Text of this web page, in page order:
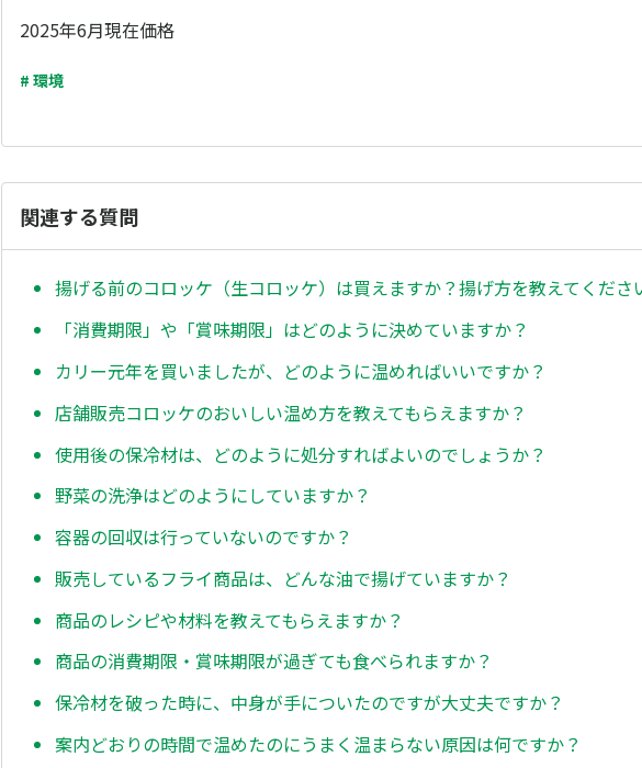
2025年6月現在価格
# 環境
関連する質問
揚げる前のコロッケ（生コロッケ）は買えますか？揚げ方を教えてくださ
「消費期限」や「賞味期限」はどのように決めていますか？
カリー元年を買いましたが、どのように温めればいいですか？
店舗販売コロッケのおいしい温め方を教えてもらえますか？
使用後の保冷材は、どのように処分すればよいのでしょうか？
野菜の洗浄はどのようにしていますか？
容器の回収は行っていないのですか？
販売しているフライ商品は、どんな油で揚げていますか？
商品のレシピや材料を教えてもらえますか？
商品の消費期限・賞味期限が過ぎても食べられますか？
保冷材を破った時に、中身が手についたのですが大丈夫ですか？
案内どおりの時間で温めたのにうまく温まらない原因は何ですか？